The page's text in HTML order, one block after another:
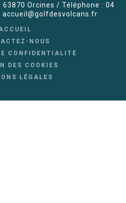
63870 Orcines / Téléphone : 04
accueil@golfdesvolcans.fr
NOUS
CONFIDENTIALITÉ
DES COOKIES
LÉGALES